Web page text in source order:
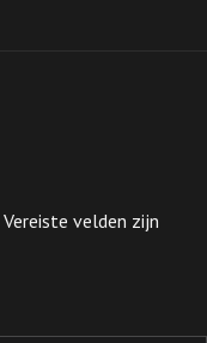
Vereiste velden zijn